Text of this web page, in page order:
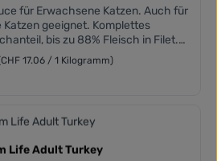
für Erwachsene Katzen. Auch für
geeignet. Komplettes
bis zu 88% Fleisch in Filet.
Hinzugefügtes Taurin.
und gentechnisch veränderte
17.06 / 1 Kilogramm)
Life Adult Turkey